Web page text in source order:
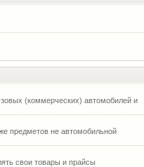
(коммерческих) автомобилей и
предметов не автомобильной
свои товары и прайсы